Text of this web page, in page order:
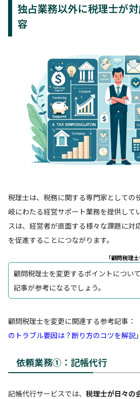
独占業務以外に税理士が
容
税理士は、税務に関する専門家としての
岐にわたる経営サポート業務を提供して
スは、経営者が直面する様々な課題に対
を促進することにつながります。
「顧問税理
顧問税理士を変更するポイントについ
記事が参考になるでしょう。
顧問税理士を変更に関連する参考記事：
のトラブル要因は？断り方のコツを解説 」
依頼業務①：記帳代行
記帳代行サービスでは、 税理士が日々の